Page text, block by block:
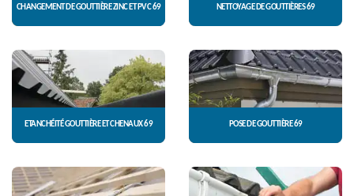
CHANGEMENT DE GOUTTIÈRE ZINC ET PVC 69 NETTOYAGE DE GOUTTIÈRES 69
ETANCHÉITÉ GOUTTIÈRE ET CHENAUX 69 POSE DE GOUTTIÈRE 69